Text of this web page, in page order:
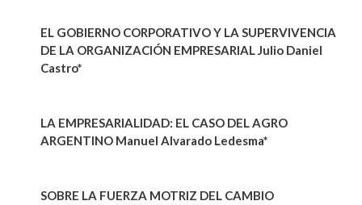
EL GOBIERNO CORPORATIVO Y LA SUPERVIVENCIA
DE LA ORGANIZACIÓN EMPRESARIAL Julio Daniel
Castro*
LA EMPRESARIALIDAD: EL CASO DEL AGRO
ARGENTINO Manuel Alvarado Ledesma*
SOBRE LA FUERZA MOTRIZ DEL CAMBIO